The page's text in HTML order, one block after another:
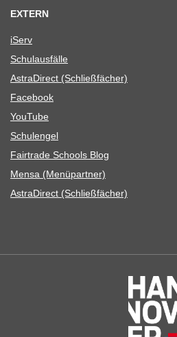
EXTERN
iServ
Schul­aus­fälle
Astra­Di­rect (Schließ­fä­cher)
Face­book
You­Tube
Schul­en­gel
Fair­trade Schools Blog
Mensa (Menü­part­ner)
Astra­Di­rect (Schließ­fä­cher)